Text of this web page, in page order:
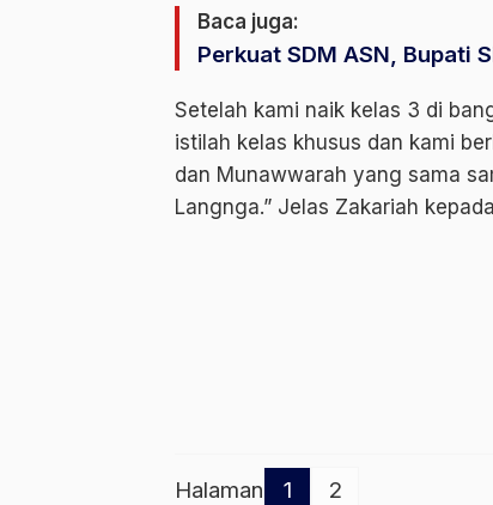
Baca juga:
Perkuat SDM ASN, Bupati
Setelah kami naik kelas 3 di
istilah kelas khusus dan kami
dan Munawwarah yang sama
Langnga.” Jelas Zakariah
Halaman 1 2